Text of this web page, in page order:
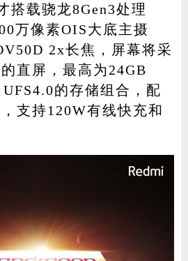
搭载骁龙8Gen3处理
万像素OIS大底主摄
2x长焦，屏幕将采
直屏，最高为24GB
的存储组合，配
支持120W有线快充和